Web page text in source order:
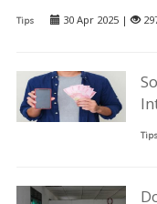
Tips 30 Apr 2025 |
Tips